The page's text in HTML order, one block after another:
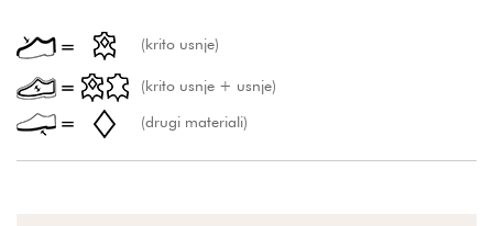
(krito usnje)
(krito usnje + usnje)
(drugi materiali)